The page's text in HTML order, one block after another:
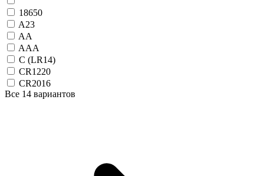
18650
A23
AA
AAA
C (LR14)
CR1220
CR2016
Все 14 вариантов